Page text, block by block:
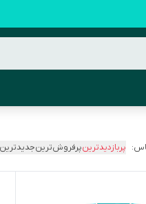
پربازدیدترینپرفروش‌ترینجدیدترین